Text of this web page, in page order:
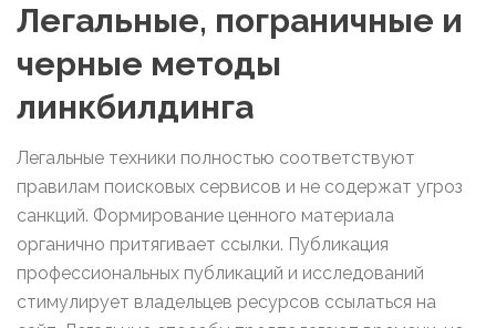
Легальные, пограничные и
черные методы
линкбилдинга
Легальные техники полностью соответствуют
правилам поисковых сервисов и не содержат угроз
санкций. Формирование ценного материала
органично притягивает ссылки. Публикация
профессиональных публикаций и исследований
стимулирует владельцев ресурсов ссылаться на